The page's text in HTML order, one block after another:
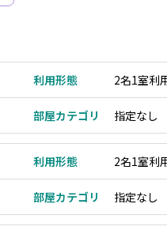
利用形態 2名1室利
部屋カテゴリ 指定なし
利用形態 2名1室利
部屋カテゴリ 指定なし